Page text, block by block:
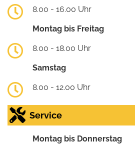
8.00 - 16.00 Uhr
Montag bis Freitag
8.00 - 18.00 Uhr
Samstag
8.00 - 12.00 Uhr
Service
Montag bis Donnerstag